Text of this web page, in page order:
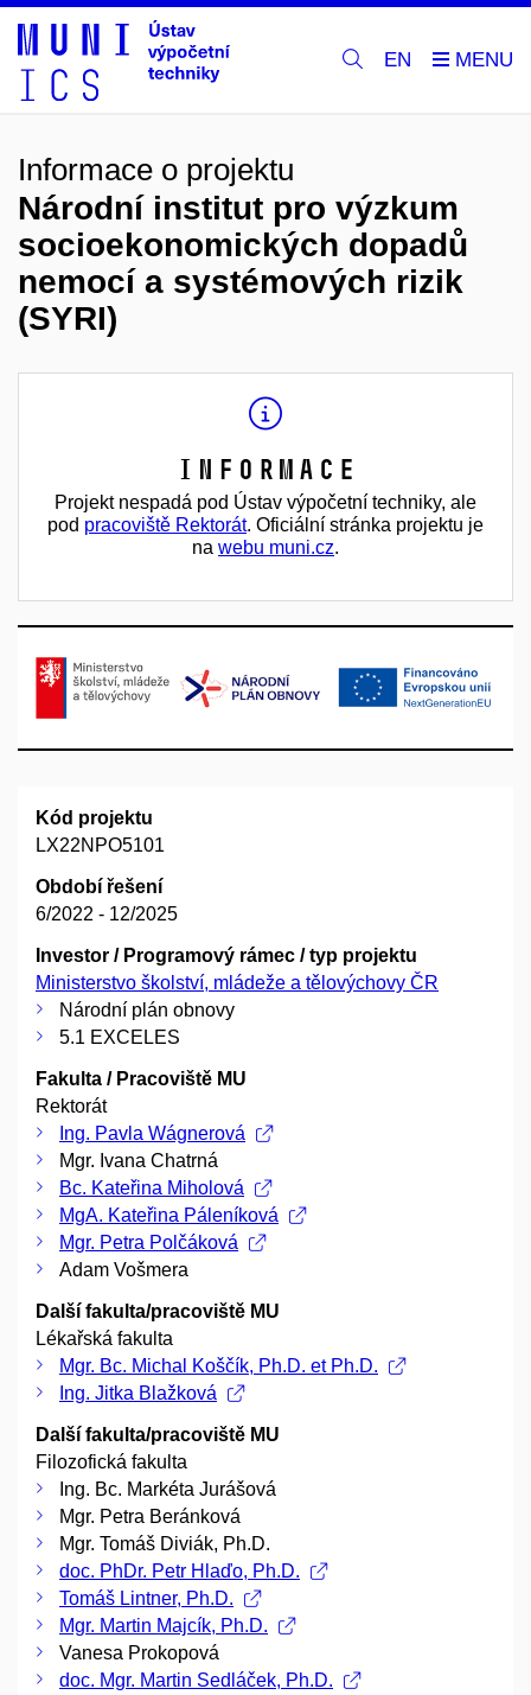
EN
Informace o projektu
Národní institut pro výzkum
socioekonomických dopadů
nemocí a systémových rizik
(SYRI)
Informace
Projekt nespadá pod Ústav výpočetní techniky, ale
pod pracoviště Rektorát. Oficiální stránka projektu je
na webu muni.cz.
Kód projektu
LX22NPO5101
Období řešení
6/2022 - 12/2025
Investor / Programový rámec / typ projektu
Ministerstvo školství, mládeže a tělovýchovy ČR
Národní plán obnovy
5.1 EXCELES
Fakulta / Pracoviště MU
Rektorát
Ing. Pavla Wágnerová
Mgr. Ivana Chatrná
Bc. Kateřina Miholová
MgA. Kateřina Páleníková
Mgr. Petra Polčáková
Adam Vošmera
Další fakulta/pracoviště MU
Lékařská fakulta
Mgr. Bc. Michal Koščík, Ph.D. et Ph.D.
Ing. Jitka Blažková
Další fakulta/pracoviště MU
Filozofická fakulta
Ing. Bc. Markéta Jurášová
Mgr. Petra Beránková
Mgr. Tomáš Diviák, Ph.D.
doc. PhDr. Petr Hlaďo, Ph.D.
Tomáš Lintner, Ph.D.
Mgr. Martin Majcík, Ph.D.
Vanesa Prokopová
doc. Mgr. Martin Sedláček, Ph.D.